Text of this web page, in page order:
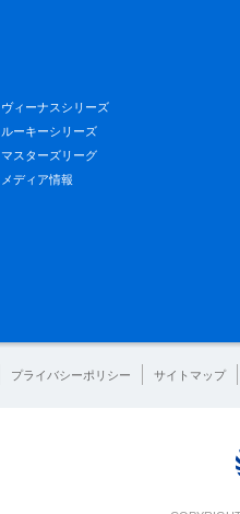
ヴィーナスシリーズ
ルーキーシリーズ
マスターズリーグ
メディア情報
プライバシーポリシー サイトマップ